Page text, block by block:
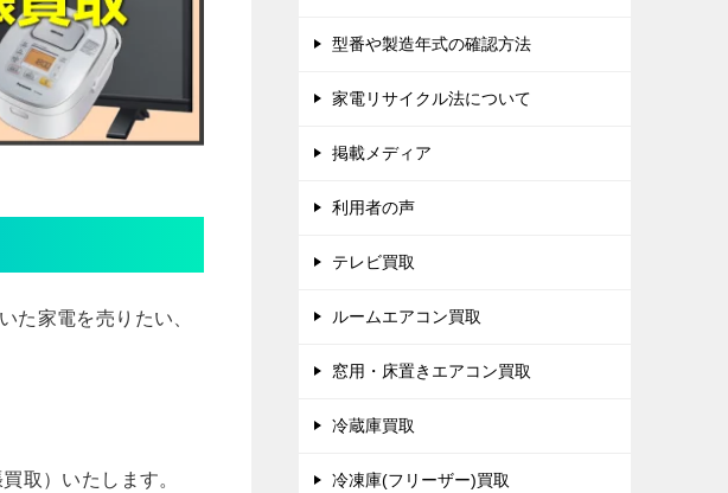
た家電を売りたい、
取）いたします。
型番や製造年式の確認方法
家電リサイクル法について
掲載メディア
利用者の声
テレビ買取
ルームエアコン買取
窓用・床置きエアコン買取
冷蔵庫買取
冷凍庫(フリーザー)買取